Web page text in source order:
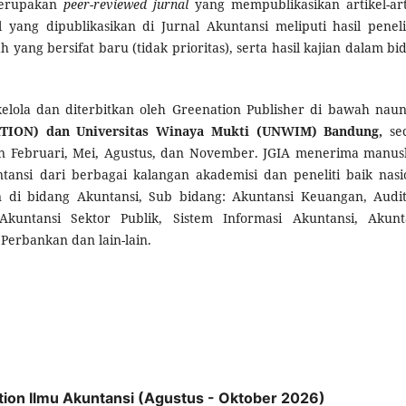
peer-reviewed jurnal yang mempublikasikan artikel-
dipublikasikan di Jurnal Akuntansi meliputi hasil
yang bersifat baru (tidak prioritas), serta hasil kajian dalam
dan diterbitkan oleh Greenation Publisher di bawah
dan Universitas Winaya Mukti (UNWIM) Bandung,
Mei, Agustus, dan November. JGIA menerima
dari berbagai kalangan akademisi dan peneliti baik
bidang Akuntansi, Sub bidang: Akuntansi Keuangan,
Sektor Publik, Sistem Informasi Akuntansi,
dan lain-lain.
Ilmu Akuntansi (Agustus - Oktober 2026)